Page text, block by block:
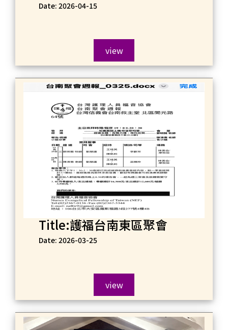
Date: 2026-04-15
view
Title:護福台南東區聚會
Date: 2026-03-25
view